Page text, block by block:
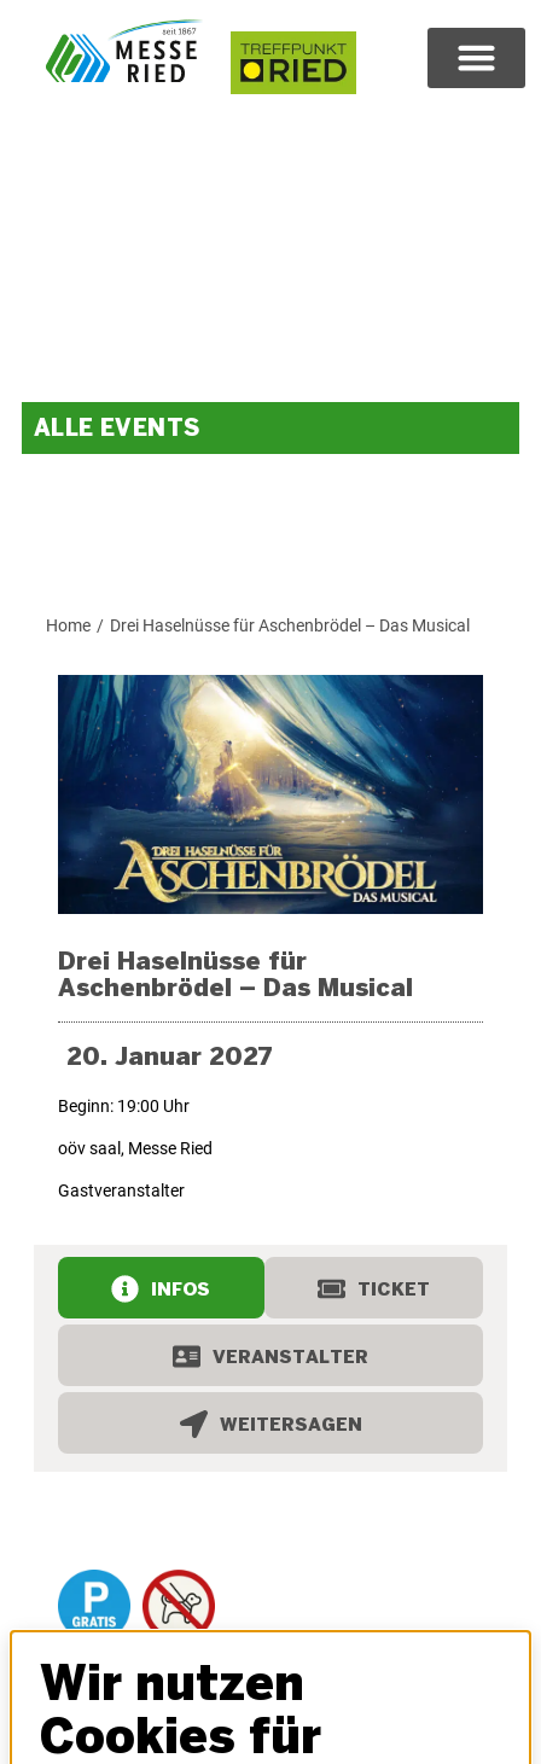
ALLE EVENTS
Home / Drei Haselnüsse für Aschenbrödel – Das Musical
Drei Haselnüsse für
Aschenbrödel – Das Musical
20. Januar 2027
Beginn: 19:00 Uhr
oöv saal, Messe Ried
Gastveranstalter
INFOS TICKET
VERANSTALTER
WEITERSAGEN
ZUR WEBSITE
Wir nutzen
Cookies für